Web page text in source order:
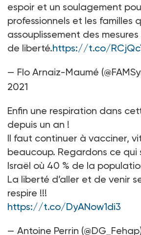
espoir et un soulagement
professionnels et les familles
assouplissement des
de liberté.https://t.co/
— Flo Arnaiz-Maumé
2021
Enfin une respiration dans
depuis un an !
Il faut continuer à vacciner,
beaucoup. Regardons ce qui
Israël où 40 % de la
La liberté d’aller et de venir
respire !!!
https://t.co/DyANow1di3
— Antoine Perrin